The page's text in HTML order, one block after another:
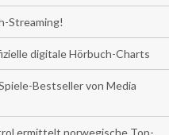
Streaming!
digitale Hörbuch-Charts
Bestseller von Media
ermittelt norwegische Top-